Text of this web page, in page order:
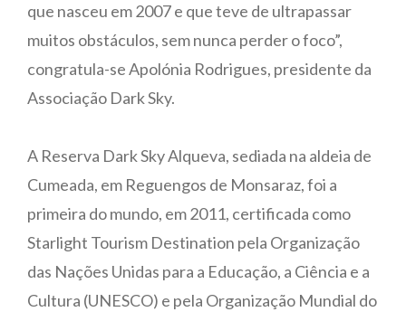
que nasceu em 2007 e que teve de ultrapassar
muitos obstáculos, sem nunca perder o foco”,
congratula-se Apolónia Rodrigues, presidente da
Associação Dark Sky.
A Reserva Dark Sky Alqueva, sediada na aldeia de
Cumeada, em Reguengos de Monsaraz, foi a
primeira do mundo, em 2011, certificada como
Starlight Tourism Destination pela Organização
das Nações Unidas para a Educação, a Ciência e a
Cultura (UNESCO) e pela Organização Mundial do